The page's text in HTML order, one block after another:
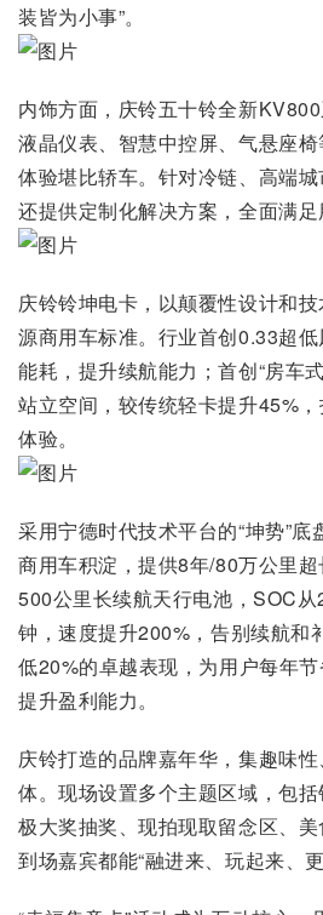
装皆为小事”。
内饰方面，庆铃五十铃全新
液晶仪表、智慧中控屏、气悬座
体验堪比轿车。针对冷链、高端
还提供定制化解决方案，全面满足
庆铃铃坤电卡，以颠覆性设计和
源商用车标准。行业首创0.33超
能耗，提升续航能力；首创“房车
站立空间，较传统轻卡提升45%
体验。
采用宁德时代技术平台的“坤势”
商用车积淀，提供8年/80万公里
500公里长续航天行电池，SOC
钟，速度提升200%，告别续航和
低20%的卓越表现，为用户每年
提升盈利能力。
庆铃打造的品牌嘉年华，集趣味
体。现场设置多个主题区域，包
极大奖抽奖、现拍现取留念区、
到场嘉宾都能“融进来、玩起来、更